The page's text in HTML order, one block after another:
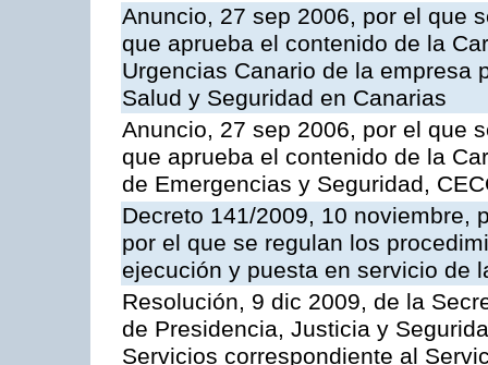
Anuncio, 27 sep 2006, por el que
que aprueba el contenido de la
Urgencias Canario de la empresa
Salud y Seguridad en Canarias
Anuncio, 27 sep 2006, por el que
que aprueba el contenido de la
de Emergencias y Seguridad,
Decreto 141/2009, 10 noviembre,
por el que se regulan los
ejecución y puesta en servicio de
Resolución, 9 dic 2009, de la
de Presidencia, Justicia y
Servicios correspondiente al